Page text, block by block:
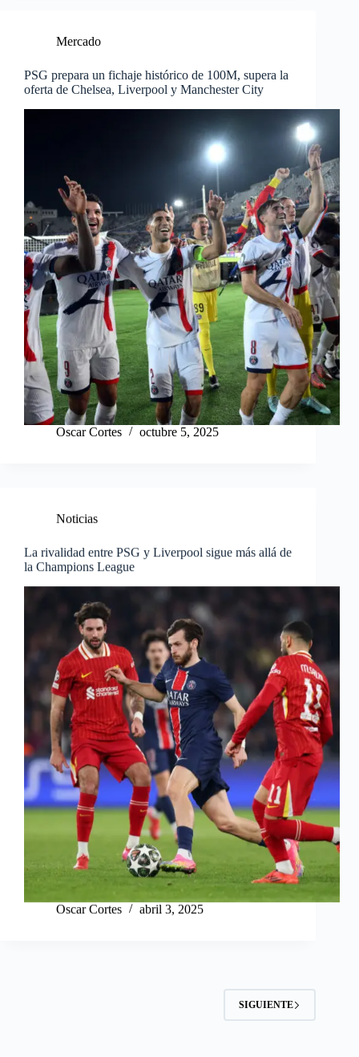
Mercado
PSG prepara un fichaje histórico de 100M, supera la
oferta de Chelsea, Liverpool y Manchester City
Oscar Cortes octubre 5, 2025
Noticias
La rivalidad entre PSG y Liverpool sigue más allá de
la Champions League
Oscar Cortes abril 3, 2025
SIGUIENTE